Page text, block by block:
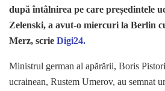
după întâlnirea pe care președintele
Zelenski, a avut-o miercuri la Berlin
Merz, scrie Digi24.
Ministrul german al apărării, Boris
ucrainean, Rustem Umerov, au semnat